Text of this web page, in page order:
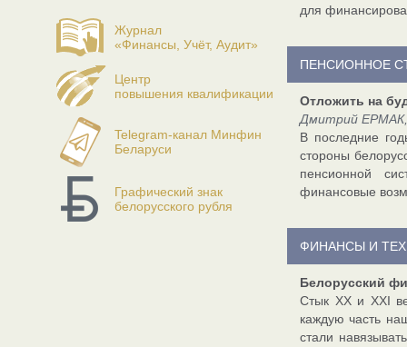
Журнал
«Финансы, Учёт, Аудит»
Центр
повышения квалификации
Telegram-канал Минфин
Беларуси
Графический знак
белорусского рубля
для
ПЕНСИОННОЕ
Отложить на
Дмитрий
В последние
стороны
пенсионной
финансовые
ФИНАНСЫ И
Белорусский
Стык XX и XXI
каждую часть
стали